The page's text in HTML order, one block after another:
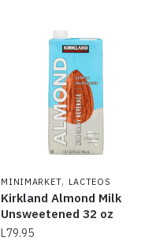
MINIMARKET, LACTEOS
Kirkland Almond Milk
Unsweetened 32 oz
L79.95